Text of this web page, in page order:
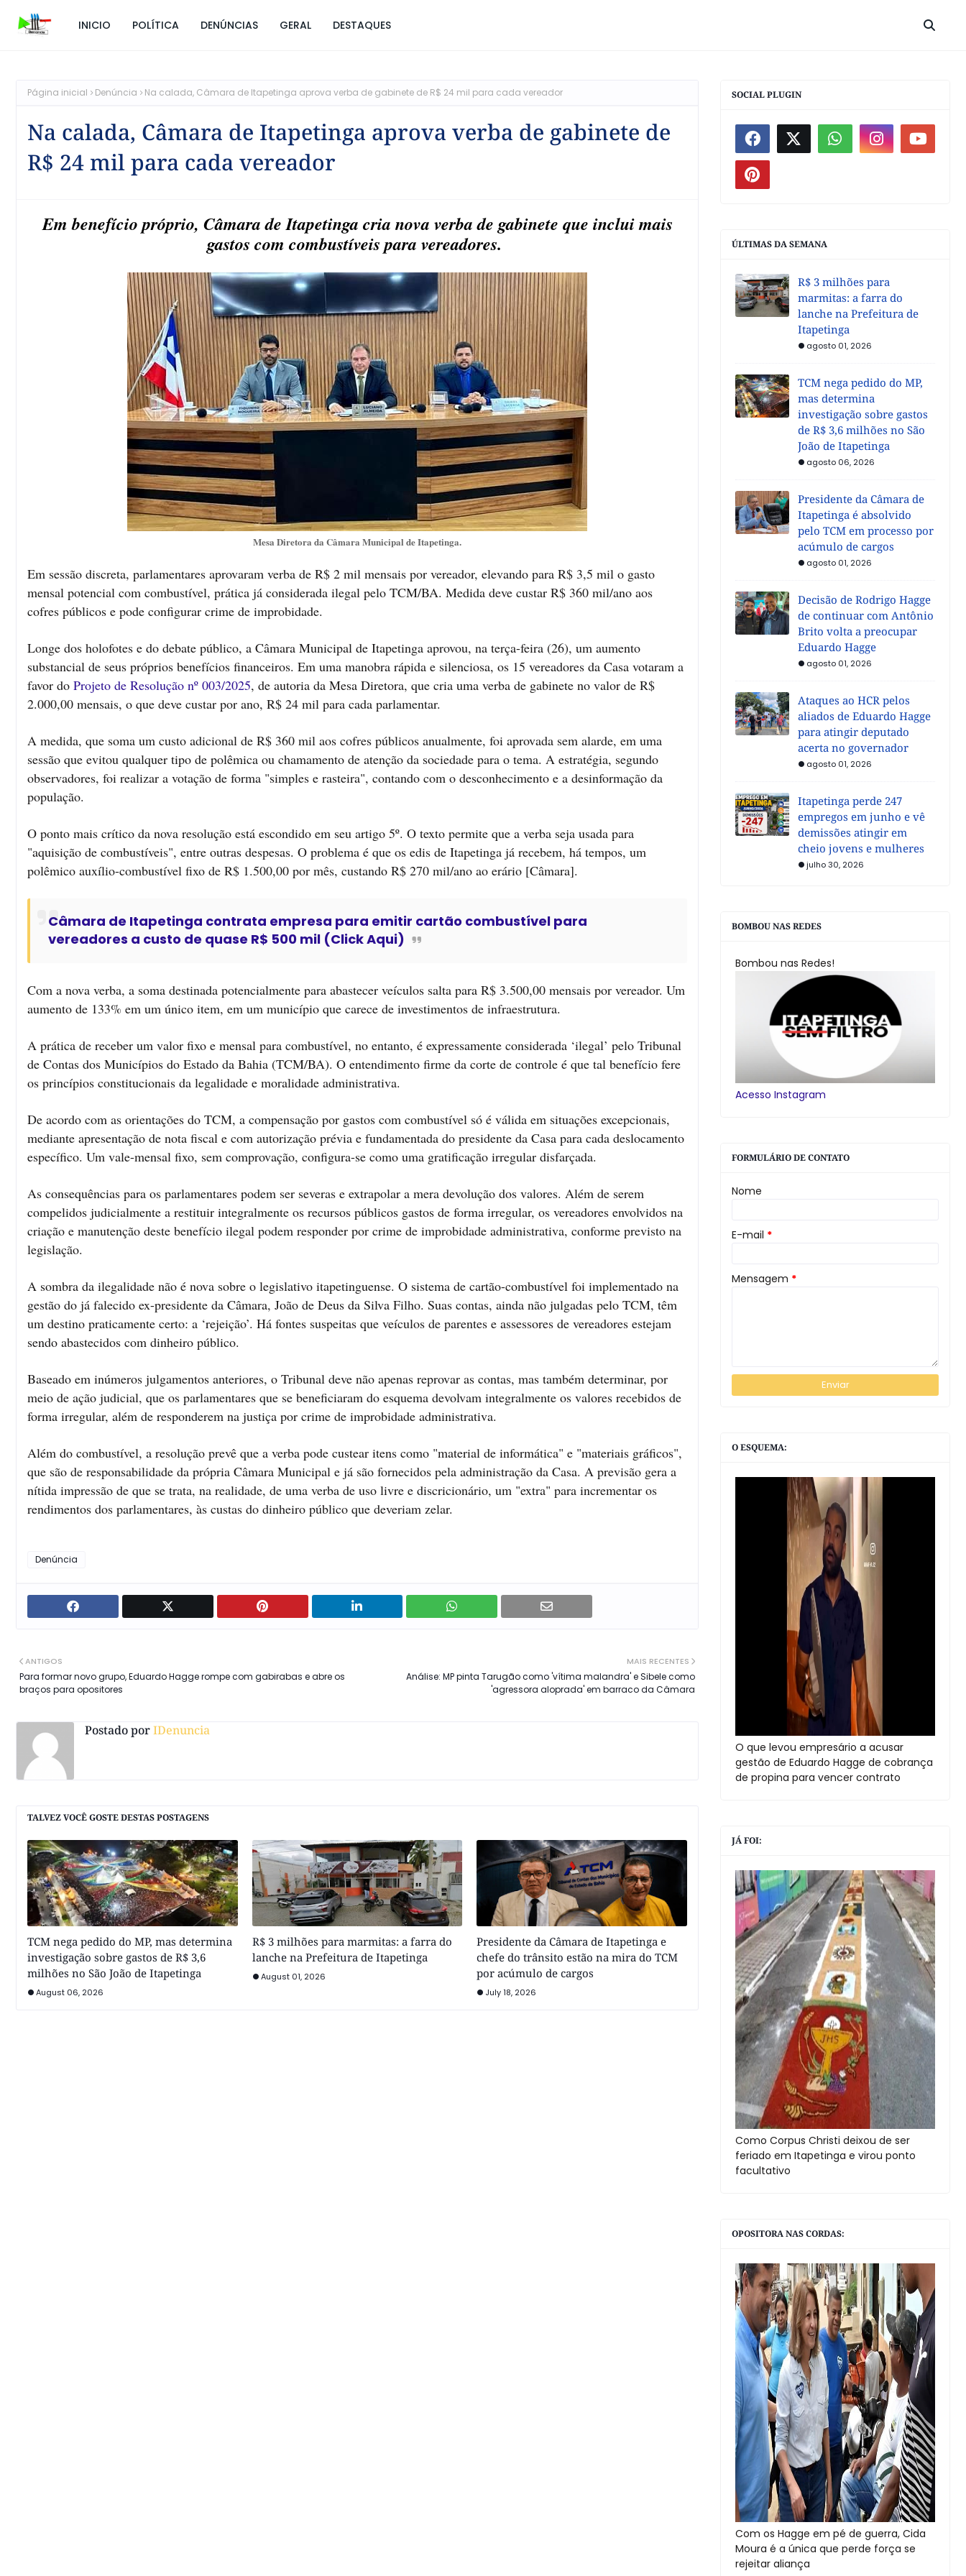
INICIO POLÍTICA DENÚNCIAS GERAL DESTAQUES
Página inicial Denúncia Na calada, Câmara de Itapetinga aprova verba de gabinete de R$ 24 mil para cada vereador
Na calada, Câmara de Itapetinga aprova verba de gabinete de
R$ 24 mil para cada vereador
Em benefício próprio, Câmara de Itapetinga cria nova verba de gabinete que inclui mais
gastos com combustíveis para vereadores.
Mesa Diretora da Câmara Municipal de Itapetinga.
Em sessão discreta, parlamentares aprovaram verba de R$ 2 mil mensais por vereador, elevando para R$ 3,5 mil o gasto
mensal potencial com combustível, prática já considerada ilegal pelo TCM/BA. Medida deve custar R$ 360 mil/ano aos
cofres públicos e pode configurar crime de improbidade.
Longe dos holofotes e do debate público, a Câmara Municipal de Itapetinga aprovou, na terça-feira (26), um aumento
substancial de seus próprios benefícios financeiros. Em uma manobra rápida e silenciosa, os 15 vereadores da Casa votaram a
favor do Projeto de Resolução nº 003/2025, de autoria da Mesa Diretora, que cria uma verba de gabinete no valor de R$
2.000,00 mensais, o que deve custar por ano, R$ 24 mil para cada parlamentar.
A medida, que soma um custo adicional de R$ 360 mil aos cofres públicos anualmente, foi aprovada sem alarde, em uma
sessão que evitou qualquer tipo de polêmica ou chamamento de atenção da sociedade para o tema. A estratégia, segundo
observadores, foi realizar a votação de forma "simples e rasteira", contando com o desconhecimento e a desinformação da
população.
O ponto mais crítico da nova resolução está escondido em seu artigo 5º. O texto permite que a verba seja usada para
"aquisição de combustíveis", entre outras despesas. O problema é que os edis de Itapetinga já recebem, há tempos, um
polêmico auxílio-combustível fixo de R$ 1.500,00 por mês, custando R$ 270 mil/ano ao erário [Câmara].
Câmara de Itapetinga contrata empresa para emitir cartão combustível para
vereadores a custo de quase R$ 500 mil (Click Aqui)
Com a nova verba, a soma destinada potencialmente para abastecer veículos salta para R$ 3.500,00 mensais por vereador. Um
aumento de 133% em um único item, em um município que carece de investimentos de infraestrutura.
A prática de receber um valor fixo e mensal para combustível, no entanto, é expressamente considerada ‘ilegal’ pelo Tribunal
de Contas dos Municípios do Estado da Bahia (TCM/BA). O entendimento firme da corte de controle é que tal benefício fere
os princípios constitucionais da legalidade e moralidade administrativa.
De acordo com as orientações do TCM, a compensação por gastos com combustível só é válida em situações excepcionais,
mediante apresentação de nota fiscal e com autorização prévia e fundamentada do presidente da Casa para cada deslocamento
específico. Um vale-mensal fixo, sem comprovação, configura-se como uma gratificação irregular disfarçada.
As consequências para os parlamentares podem ser severas e extrapolar a mera devolução dos valores. Além de serem
compelidos judicialmente a restituir integralmente os recursos públicos gastos de forma irregular, os vereadores envolvidos na
criação e manutenção deste benefício ilegal podem responder por crime de improbidade administrativa, conforme previsto na
legislação.
A sombra da ilegalidade não é nova sobre o legislativo itapetinguense. O sistema de cartão-combustível foi implementado na
gestão do já falecido ex-presidente da Câmara, João de Deus da Silva Filho. Suas contas, ainda não julgadas pelo TCM, têm
um destino praticamente certo: a ‘rejeição’. Há fontes suspeitas que veículos de parentes e assessores de vereadores estejam
sendo abastecidos com dinheiro público.
Baseado em inúmeros julgamentos anteriores, o Tribunal deve não apenas reprovar as contas, mas também determinar, por
meio de ação judicial, que os parlamentares que se beneficiaram do esquema devolvam integralmente os valores recebidos de
forma irregular, além de responderem na justiça por crime de improbidade administrativa.
Além do combustível, a resolução prevê que a verba pode custear itens como "material de informática" e "materiais gráficos",
que são de responsabilidade da própria Câmara Municipal e já são fornecidos pela administração da Casa. A previsão gera a
nítida impressão de que se trata, na realidade, de uma verba de uso livre e discricionário, um "extra" para incrementar os
rendimentos dos parlamentares, às custas do dinheiro público que deveriam zelar.
Denúncia
MAIS RECENTES
Análise: MP pinta Tarugão como 'vítima malandra' e Sibele como
'agressora aloprada' em barraco da Câmara
ANTIGOS
Para formar novo grupo, Eduardo Hagge rompe com gabirabas e abre os
braços para opositores
Postado porIDenuncia
TALVEZ VOCÊ GOSTE DESTAS POSTAGENS
TCM nega pedido do MP, mas determina
investigação sobre gastos de R$ 3,6
milhões no São João de Itapetinga
August 06, 2026
R$ 3 milhões para marmitas: a farra do
lanche na Prefeitura de Itapetinga
August 01, 2026
Presidente da Câmara de Itapetinga e
chefe do trânsito estão na mira do TCM
por acúmulo de cargos
July 18, 2026
SOCIAL PLUGIN
ÚLTIMAS DA SEMANA
R$ 3 milhões para
marmitas: a farra do
lanche na Prefeitura de
Itapetinga
agosto 01, 2026
TCM nega pedido do MP,
mas determina
investigação sobre gastos
de R$ 3,6 milhões no São
João de Itapetinga
agosto 06, 2026
Presidente da Câmara de
Itapetinga é absolvido
pelo TCM em processo por
acúmulo de cargos
agosto 01, 2026
Decisão de Rodrigo Hagge
de continuar com Antônio
Brito volta a preocupar
Eduardo Hagge
agosto 01, 2026
Ataques ao HCR pelos
aliados de Eduardo Hagge
para atingir deputado
acerta no governador
agosto 01, 2026
Itapetinga perde 247
empregos em junho e vê
demissões atingir em
cheio jovens e mulheres
julho 30, 2026
BOMBOU NAS REDES
Bombou nas Redes!
Acesso Instagram
FORMULÁRIO DE CONTATO
Nome
E-mail *
Mensagem *
O ESQUEMA:
O que levou empresário a acusar
gestão de Eduardo Hagge de cobrança
de propina para vencer contrato
JÁ FOI:
Como Corpus Christi deixou de ser
feriado em Itapetinga e virou ponto
facultativo
OPOSITORA NAS CORDAS:
Com os Hagge em pé de guerra, Cida
Moura é a única que perde força se
rejeitar aliança